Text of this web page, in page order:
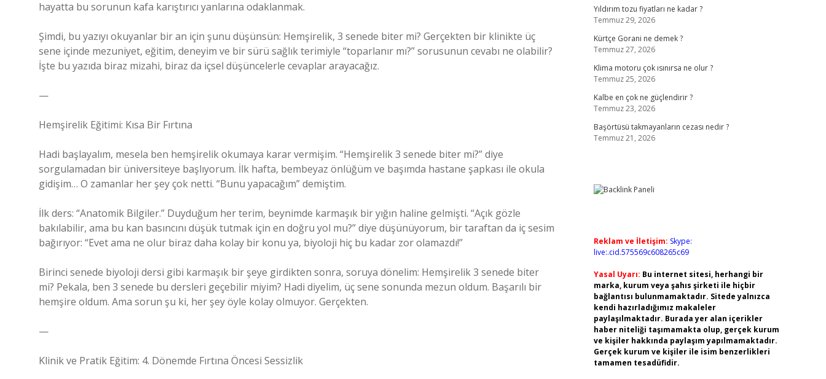
hayatta bu sorunun kafa karıştırıcı yanlarına odaklanmak.
Şimdi, bu yazıyı okuyanlar bir an için şunu düşünsün: Hemşirelik, 3 senede biter mi? Gerçekten bir klinikte üç
sene içinde mezuniyet, eğitim, deneyim ve bir sürü sağlık terimiyle “toparlanır mı?” sorusunun cevabı ne olabilir?
İşte bu yazıda biraz mizahi, biraz da içsel düşüncelerle cevaplar arayacağız.
—
Hemşirelik Eğitimi: Kısa Bir Fırtına
Hadi başlayalım, mesela ben hemşirelik okumaya karar vermişim. “Hemşirelik 3 senede biter mi?” diye
sorgulamadan bir üniversiteye başlıyorum. İlk hafta, bembeyaz önlüğüm ve başımda hastane şapkası ile okula
gidişim… O zamanlar her şey çok netti. “Bunu yapacağım” demiştim.
İlk ders: “Anatomik Bilgiler.” Duyduğum her terim, beynimde karmaşık bir yığın haline gelmişti. “Açık gözle
bakılabilir, ama bu kan basıncını düşük tutmak için en doğru yol mu?” diye düşünüyorum, bir taraftan da iç sesim
bağırıyor: “Evet ama ne olur biraz daha kolay bir konu ya, biyoloji hiç bu kadar zor olamazdı!”
Birinci senede biyoloji dersi gibi karmaşık bir şeye girdikten sonra, soruya dönelim: Hemşirelik 3 senede biter
mi? Pekala, ben 3 senede bu dersleri geçebilir miyim? Hadi diyelim, üç sene sonunda mezun oldum. Başarılı bir
hemşire oldum. Ama sorun şu ki, her şey öyle kolay olmuyor. Gerçekten.
—
Klinik ve Pratik Eğitim: 4. Dönemde Fırtına Öncesi Sessizlik
Yıldırım tozu fiyatları ne kadar ?
Temmuz 29, 2026
Kürtçe Gorani ne demek ?
Temmuz 27, 2026
Klima motoru çok ısınırsa ne olur ?
Temmuz 25, 2026
Kalbe en çok ne güçlendirir ?
Temmuz 23, 2026
Başörtüsü takmayanların cezası nedir ?
Temmuz 21, 2026
Reklam ve İletişim: Skype:
live:.cid.575569c608265c69
Yasal Uyarı: Bu internet sitesi, herhangi bir
marka, kurum veya şahıs şirketi ile hiçbir
bağlantısı bulunmamaktadır. Sitede yalnızca
kendi hazırladığımız makaleler
paylaşılmaktadır. Burada yer alan içerikler
haber niteliği taşımamakta olup, gerçek kurum
ve kişiler hakkında paylaşım yapılmamaktadır.
Gerçek kurum ve kişiler ile isim benzerlikleri
tamamen tesadüfidir.